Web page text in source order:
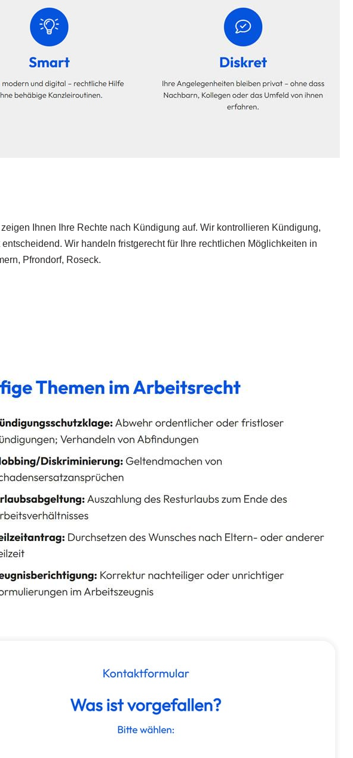
Ihnen Ihre Rechte nach Kündigung auf. Wir kontrollieren Kündigung,
Wir handeln fristgerecht für Ihre rechtlichen Möglichkeiten in
Pfrondorf, Roseck.